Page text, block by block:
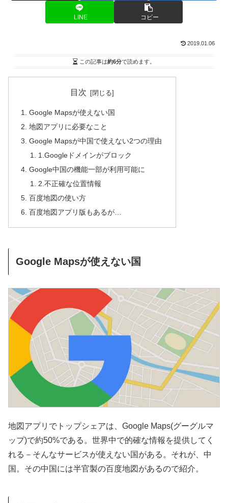
LINE コピー
2019.01.06
この記事は約6分で読めます。
目次
Google Mapsが使えない国
地図アプリに必要なこと
Google Mapsが中国で使えない2つの理由
1.Googleドメインがブロック
Google中国の機能一部が利用可能に
2.不正確な位置情報
百度地図の使い方
百度地図アプリ版もあるが…
Google Mapsが使えない国
地図アプリでトップシェアは、Google Maps(グーグルマ
ップ)で約50%である。世界中で的確な情報を提供してく
れる－そんなサービスが使えない国がある。それが、中
国。その中国には半官製の百度地図があるので紹介。